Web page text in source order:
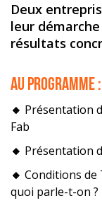
Deux
leur
résultats
Au programme :
🔸 Présentation
Fab
🔸 Présentation
🔸 Conditions de
quoi parle-t-on ?